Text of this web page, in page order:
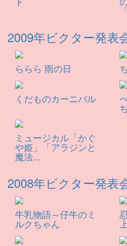
2009年ビクター発表
ららら 雨の日
くだものカーニバル
ミュージカル「かぐ
や姫」「アラジンと
魔法...
2008年ビクター発表
牛乳物語～仔牛のミ
ルクちゃん